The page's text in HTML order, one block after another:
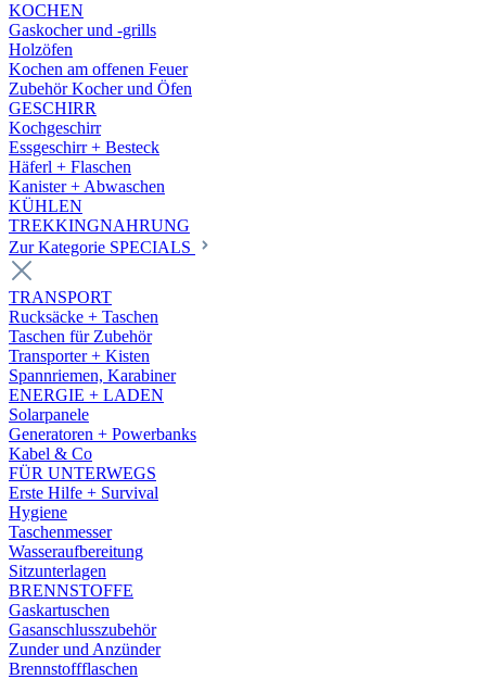
KOCHEN
Gaskocher und -grills
Holzöfen
Kochen am offenen Feuer
Zubehör Kocher und Öfen
GESCHIRR
Kochgeschirr
Essgeschirr + Besteck
Häferl + Flaschen
Kanister + Abwaschen
KÜHLEN
TREKKINGNAHRUNG
Zur Kategorie SPECIALS
TRANSPORT
Rucksäcke + Taschen
Taschen für Zubehör
Transporter + Kisten
Spannriemen, Karabiner
ENERGIE + LADEN
Solarpanele
Generatoren + Powerbanks
Kabel & Co
FÜR UNTERWEGS
Erste Hilfe + Survival
Hygiene
Taschenmesser
Wasseraufbereitung
Sitzunterlagen
BRENNSTOFFE
Gaskartuschen
Gasanschlusszubehör
Zunder und Anzünder
Brennstoffflaschen